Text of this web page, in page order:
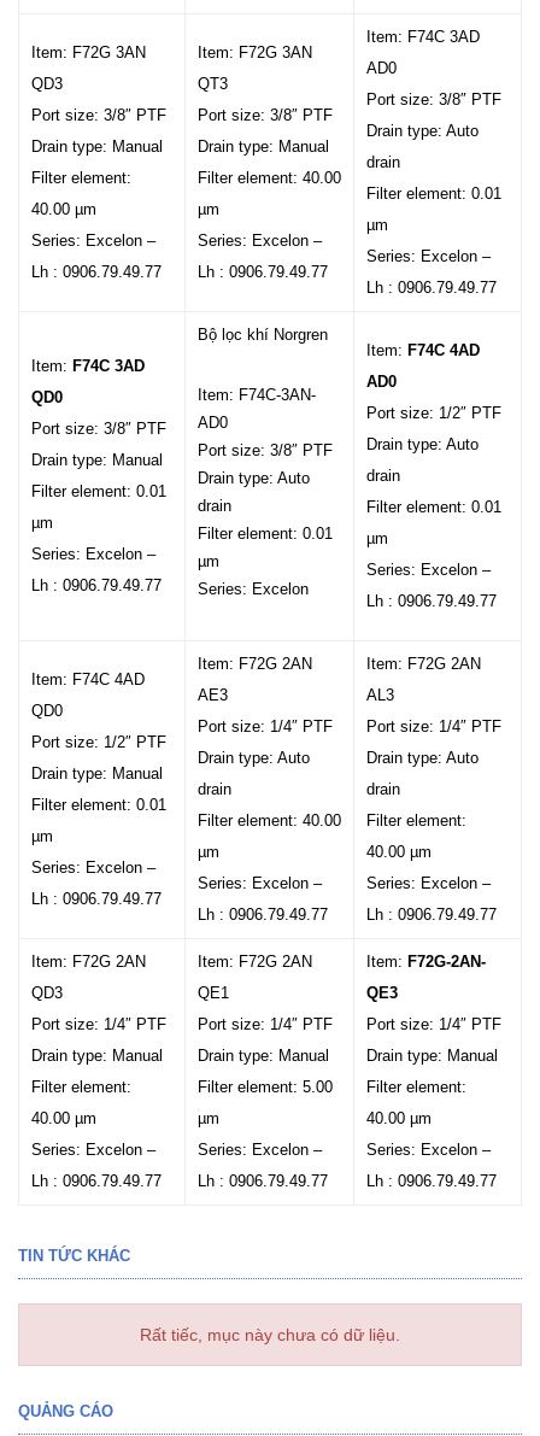
Item: F72G 3AN
QD3
Port size: 3/8″ PTF
Drain type: Manual
Filter element:
40.00 µm
Series: Excelon –
Lh : 0906.79.49.77
Item: F72G 3AN
QT3
Port size: 3/8″ PTF
Drain type: Manual
Filter element: 40.00
µm
Series: Excelon –
Lh : 0906.79.49.77
Item: F74C 3AD
AD0
Port size: 3/8″ PTF
Drain type: Auto
drain
Filter element: 0.01
µm
Series: Excelon –
Lh : 0906.79.49.77
Item: F74C 3AD
QD0
Port size: 3/8″ PTF
Drain type: Manual
Filter element: 0.01
µm
Series: Excelon –
Lh : 0906.79.49.77
Bộ lọc khí Norgren
Item: F74C-3AN-
AD0
Port size: 3/8″ PTF
Drain type: Auto
drain
Filter element: 0.01
µm
Series: Excelon
Item: F74C 4AD
AD0
Port size: 1/2″ PTF
Drain type: Auto
drain
Filter element: 0.01
µm
Series: Excelon –
Lh : 0906.79.49.77
Item: F74C 4AD
QD0
Port size: 1/2″ PTF
Drain type: Manual
Filter element: 0.01
µm
Series: Excelon –
Lh : 0906.79.49.77
Item: F72G 2AN
AE3
Port size: 1/4″ PTF
Drain type: Auto
drain
Filter element: 40.00
µm
Series: Excelon –
Lh : 0906.79.49.77
Item: F72G 2AN
AL3
Port size: 1/4″ PTF
Drain type: Auto
drain
Filter element:
40.00 µm
Series: Excelon –
Lh : 0906.79.49.77
Item: F72G 2AN
QD3
Port size: 1/4″ PTF
Drain type: Manual
Filter element:
40.00 µm
Series: Excelon –
Lh : 0906.79.49.77
Item: F72G 2AN
QE1
Port size: 1/4″ PTF
Drain type: Manual
Filter element: 5.00
µm
Series: Excelon –
Lh : 0906.79.49.77
Item: F72G-2AN-
QE3
Port size: 1/4″ PTF
Drain type: Manual
Filter element:
40.00 µm
Series: Excelon –
Lh : 0906.79.49.77
TIN TỨC KHÁC
Rất tiếc, mục này chưa có dữ liệu.
QUẢNG CÁO